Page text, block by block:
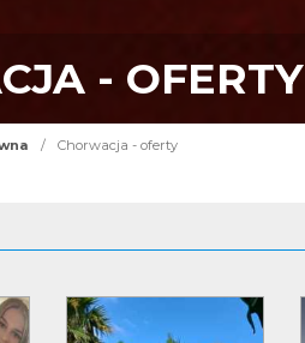
- OFERTY
/ Chorwacja - oferty